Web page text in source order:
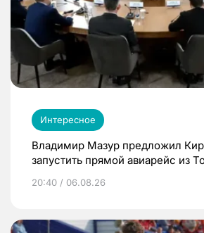
Интересное
Владимир Мазур предложил
запустить прямой авиарейс из
20:40 / 06.08.26